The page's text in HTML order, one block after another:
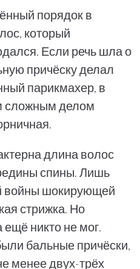
порядок в
который
Если речь шла о
причёску делал
парикмахер, в
сложным делом
длина волос
спины. Лишь
войны шокирующей
стрижка. Но
ещё никто не мог.
бальные причёски,
менее двух-трёх